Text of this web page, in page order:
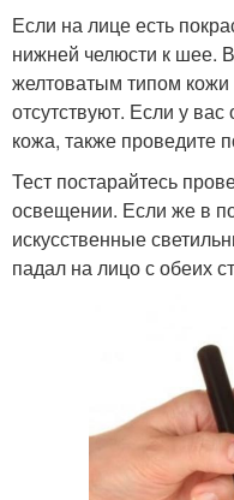
Если на лице есть
нижней челюсти к шее.
желтоватым типом кожи
отсутствуют. Если у
кожа, также проведите
Тест постарайтесь
освещении. Если же в
искусственные
падал на лицо с обеих